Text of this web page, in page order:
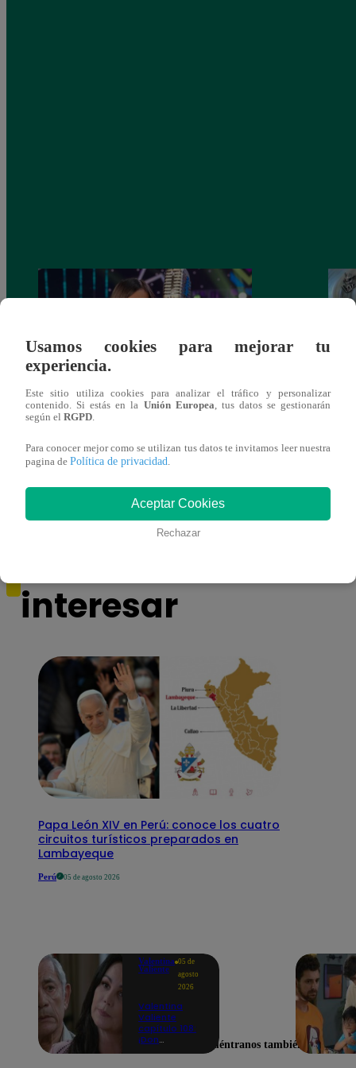
¡Imitadora de Laura Pausini se consagró
interesar
Papa León XIV en Perú: conoce los cuatro
circuitos turísticos preparados en
Lambayeque
Perú 05 de agosto 2026
Valentina
Valiente
05 de
agosto
2026
Valentina
Valiente
capítulo 108:
¡Don
Usamos cookies para mejorar tu
experiencia.
Este sitio utiliza cookies para analizar el tráfico y personalizar
contenido. Si estás en la Unión Europea, tus datos se gestionarán
según el RGPD.
Para conocer mejor como se utilizan tus datos te invitamos leer nuestra
pagina de Política de privacidad.
Aceptar Cookies
Rechazar
Encuéntranos también en